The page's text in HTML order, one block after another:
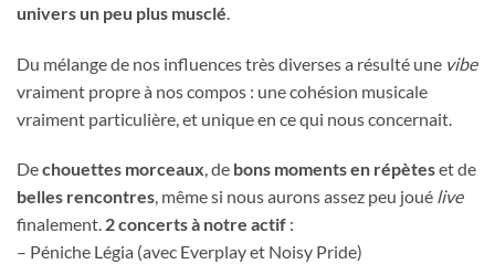
univers un peu plus musclé
Du mélange de nos influences très diverses a résulté une vibe
vraiment propre à nos compos : une cohésion musicale
vraiment particulière, et unique en ce qui nous concernait.
Dechouettes morceaux, de bons moments en répèteset de
belles rencontres, même si nous aurons assez peu joué live
finalement. 2 concerts à notre actif :
– Péniche Légia (avec Everplay et Noisy Pride)